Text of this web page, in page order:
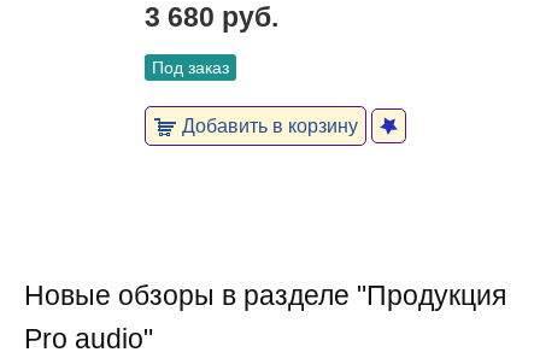
3 680 руб.
Под заказ
Добавить в корзину
Новые обзоры в разделе "Продукция
Pro audio"